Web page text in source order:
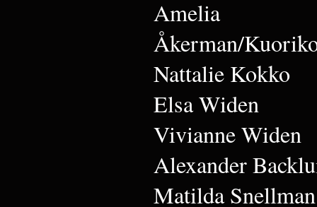
Amelia
Åkerman/
Nattalie Kokko
Elsa Widen
Vivianne Widen
Alexander
Matilda Snellman